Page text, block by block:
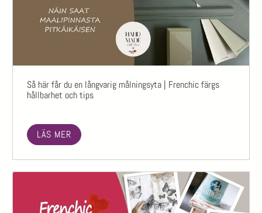
Så här får du en långvarig målningsyta | Frenchic färgs
hållbarhet och tips
LÄS MER